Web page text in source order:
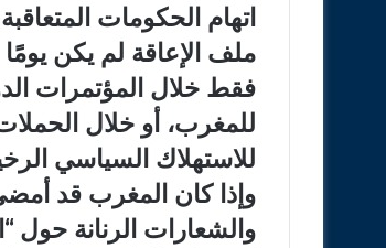
اتهام الحكومات
ملف الإعاقة لم يكن
فقط خلال المؤتمرات
للمغرب، أو خلال
للاستهلاك السياسي
وإذا كان المغرب قد
والشعارات الرنانة حول